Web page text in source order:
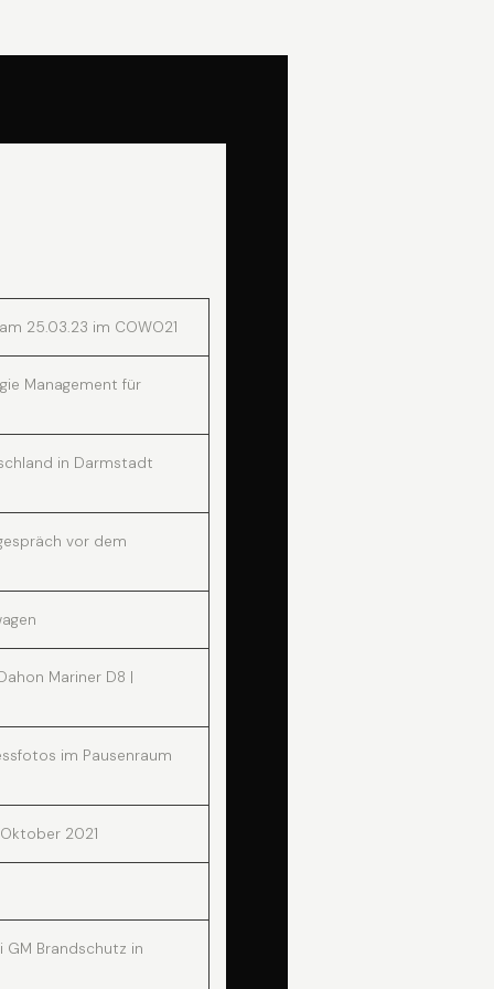
25.03.23 im COWO21
Management für
in Darmstadt
vor dem
Mariner D8 |
im Pausenraum
2021
Brandschutz in